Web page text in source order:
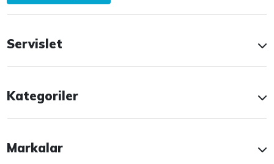
Servislet
Kategoriler
Markalar